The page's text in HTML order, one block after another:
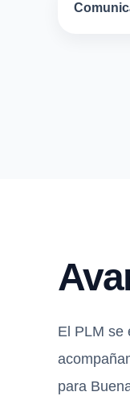
El PLM se
para